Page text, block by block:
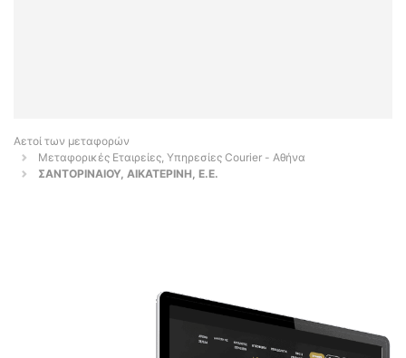
Αετοί των μεταφορών
Μεταφορικές Εταιρείες, Υπηρεσίες Courier - Αθήνα
ΣΑΝΤΟΡΙΝΑΙΟΥ, ΑΙΚΑΤΕΡΙΝΗ, Ε.Ε.